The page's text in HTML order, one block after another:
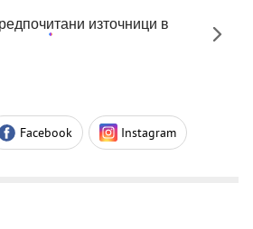
източници в
Facebook Instagram